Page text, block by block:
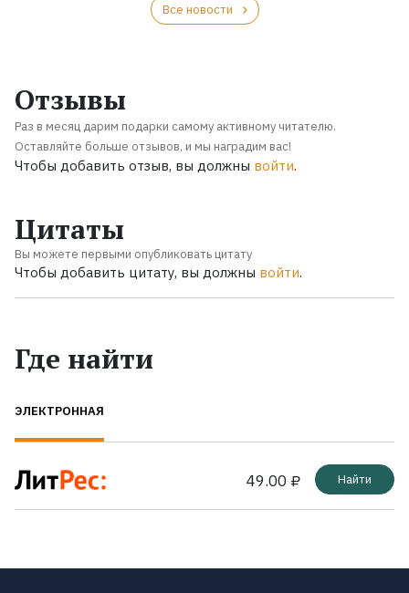
Все новости
Отзывы
Раз в месяц дарим подарки самому активному читателю.
Оставляйте больше отзывов, и мы наградим вас!
Чтобы добавить отзыв, вы должны войти.
Цитаты
Вы можете первыми опубликовать цитату
Чтобы добавить цитату, вы должны войти.
Где найти
ЭЛЕКТРОННАЯ
49.00 ₽ Найти